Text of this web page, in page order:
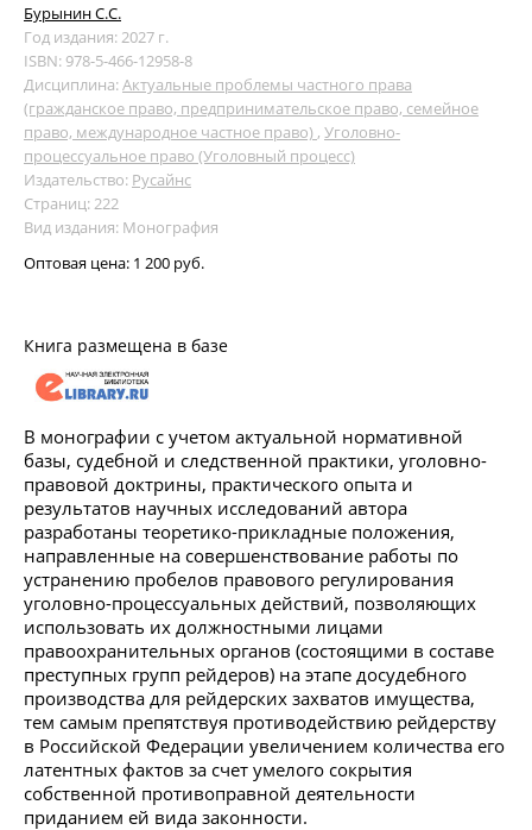
Бурынин С.С.
Год издания: 2027 г.
ISBN: 978-5-466-12958-8
Дисциплина:Актуальные проблемы частного права
(гражданское право, предпринимательское право, семейное
право, международное частное право) , Уголовно-
процессуальное право (Уголовный процесс)
Издательство: Русайнс
Страниц: 222
Вид издания: Монография
Оптовая цена: 1 200 руб.
Книга размещена в базе
В монографии с учетом актуальной нормативной
базы, судебной и следственной практики, уголовно-
правовой доктрины, практического опыта и
результатов научных исследований автора
разработаны теоретико-прикладные положения,
направленные на совершенствование работы по
устранению пробелов правового регулирования
уголовно-процессуальных действий, позволяющих
использовать их должностными лицами
правоохранительных органов (состоящими в составе
преступных групп рейдеров) на этапе досудебного
производства для рейдерских захватов имущества,
тем самым препятствуя противодействию рейдерству
в Российской Федерации увеличением количества его
латентных фактов за счет умелого сокрытия
собственной противоправной деятельности
приданием ей вида законности.